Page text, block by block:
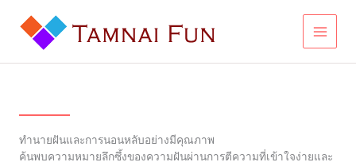
content
ทำนายฝันและการนอนหลับอย่างมีคุณภาพ
ค้นพบความหมายลึกซึ้งของความฝันผ่านการตีความที่เข้าใจง่ายและ